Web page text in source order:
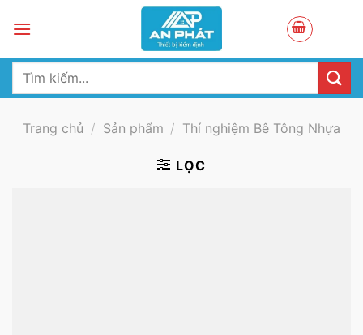
Tìm
Trang chủ / Sản phẩm / Thí nghiệm Bê Tông Nhựa
LỌC